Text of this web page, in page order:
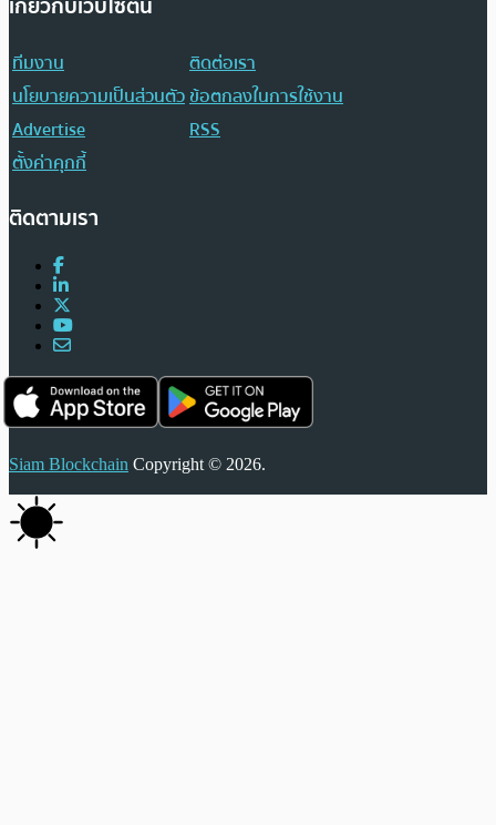
เกี่ยวกับเว็บไซต์นี้
ทีมงาน
ติดต่อเรา
นโยบายความเป็นส่วนตัวข้อตกลงในการใช้งาน
Advertise
RSS
ตั้งค่าคุกกี้
ติดตามเรา
Siam Blockchain Copyright © 2026.